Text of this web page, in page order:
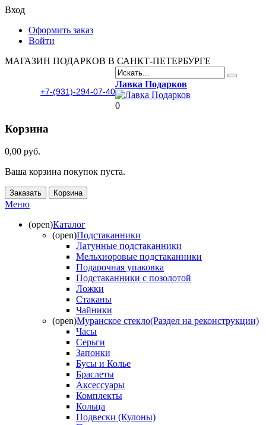
Вход
Оформить заказ
Войти
МАГАЗИН ПОДАРКОВ В САНКТ-ПЕТЕРБУРГЕ
+7-(931)-294-07-40
Лавка Подарков
0
Корзина
0,00 руб.
Ваша корзина покупок пуста.
Заказать Корзина
Меню
(open)Каталог
(open)Подстаканники
Латунные подстаканники
Мельхиоровые подстаканники
Подарочная упаковка
Подстаканники с позолотой
Ложки
Стаканы
Чайники
(open)Муранское стекло(Раздел на реконструкции)
Часы
Серьги
Запонки
Бусы и Колье
Браслеты
Аксессуары
Комплекты
Кольца
Подвески (Кулоны)